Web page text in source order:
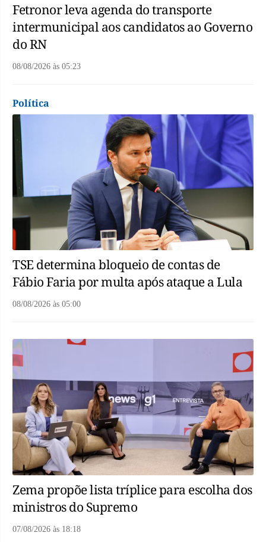
Fetronor leva agenda do transporte
intermunicipal aos candidatos ao Governo
do RN
08/08/2026 às 05:23
Política
TSE determina bloqueio de contas de
Fábio Faria por multa após ataque a Lula
08/08/2026 às 05:00
Zema propõe lista tríplice para escolha dos
ministros do Supremo
07/08/2026 às 18:18